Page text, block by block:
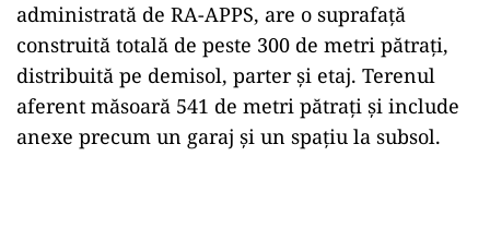
administrată de RA-APPS, are o suprafață
construită totală de peste 300 de metri pătrați,
distribuită pe demisol, parter și etaj. Terenul
aferent măsoară 541 de metri pătrați și include
anexe precum un garaj și un spațiu la subsol.